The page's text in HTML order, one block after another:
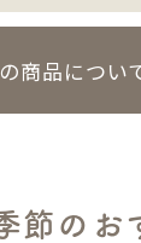
商品につい
節のお